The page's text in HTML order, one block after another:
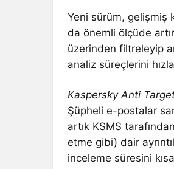
Yeni sürüm, gelişmiş
da önemli ölçüde
üzerinden filtreleyip
analiz süreçlerini
Kaspersky Anti
Şüpheli e-postalar
artık KSMS
etme gibi) dair
inceleme süresini